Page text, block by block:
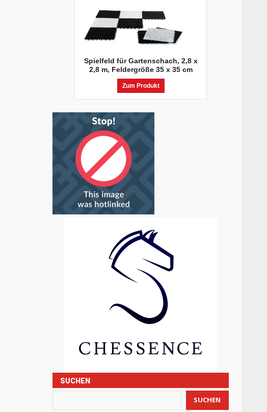
Spielfeld für Gartenschach, 2,8 x
2,8 m, Feldergröße 35 x 35 cm
Zum Produkt
SUCHEN
SUCHEN